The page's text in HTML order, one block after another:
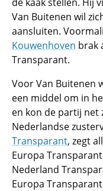
Van Buitenen wil
aansluiten.
Kouwenhoven brak
Transparant.
Voor Van Buitenen
een middel om in
en kon de partij net
Nederlandse
Transparant, zegt
Europa
Nederland
Europa